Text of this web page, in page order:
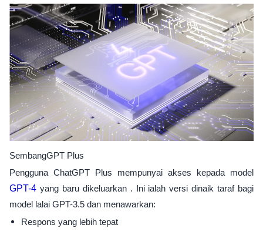
SembangGPT Plus
Pengguna ChatGPT Plus mempunyai akses kepada model
GPT-4 yang baru dikeluarkan . Ini ialah versi dinaik taraf bagi
model lalai GPT-3.5 dan menawarkan:
Respons yang lebih tepat